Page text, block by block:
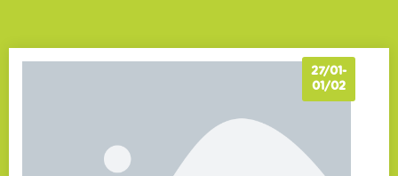
27/01-
01/02